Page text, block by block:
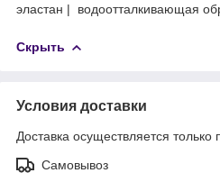
эластан | водоотталкивающая
Скрыть
Условия доставки
Доставка осуществляется только
Самовывоз